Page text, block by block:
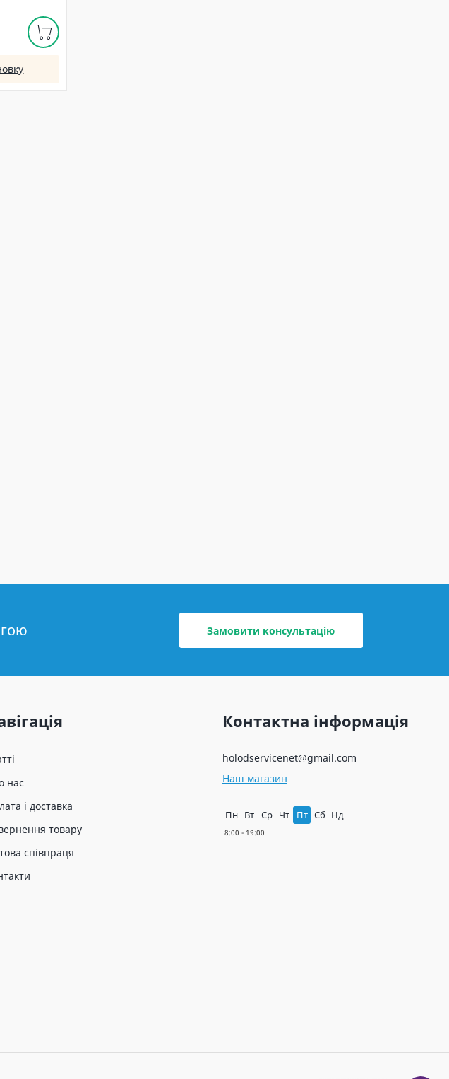
Замовити консультацію
нас
і доставка
товару
співпраця
Контактна інформація
holodservicenet@gmail.com
Наш магазин
Пн Вт Ср Чт Пт Сб Нд